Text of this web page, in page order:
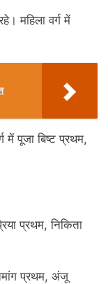
महिला वर्ग में
में पूजा बिष्ट प्रथम,
प्रथम, निकिता
प्रथम, अंजू